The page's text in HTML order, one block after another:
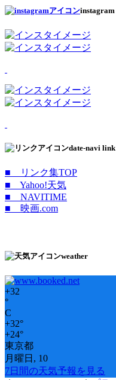
instagram
date-navi link
■ リンク集TOP
■ Yahoo!天気
■ NAVITIME
■ 映画.com
weather
+32
°
C
+32°
+24°
東京都
月曜日, 10
7日間の天気予報を見る